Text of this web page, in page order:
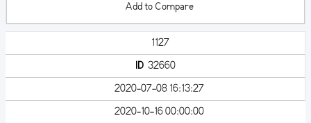
Add to Compare
1127
ID32660
2020-07-08 16:13:27
2020-10-16 00:00:00